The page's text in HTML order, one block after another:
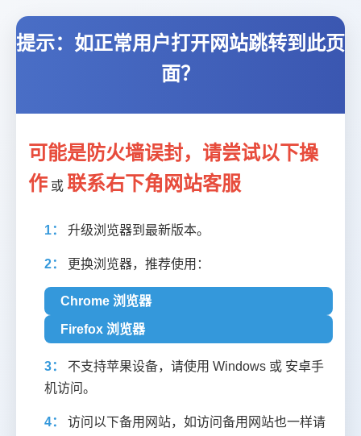
提示：如正常用户打开网站跳转到此页
面？
可能是防火墙误封，请尝试以下操
作 或 联系右下角网站客服
1： 升级浏览器到最新版本。
2： 更换浏览器，推荐使用：
Chrome 浏览器
Firefox 浏览器
3：
不支持苹果设备，请使用 Windows 或 安卓手
机访问。
4：
访问以下备用网站，如访问备用网站也一样请